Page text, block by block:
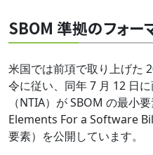
SBOM 準拠のフォー
米国では前項で取り上げた
令に従い、同年 7 月 12 日
（NTIA）が SBOM の最小
Elements For a Software
要素）を公開しています。